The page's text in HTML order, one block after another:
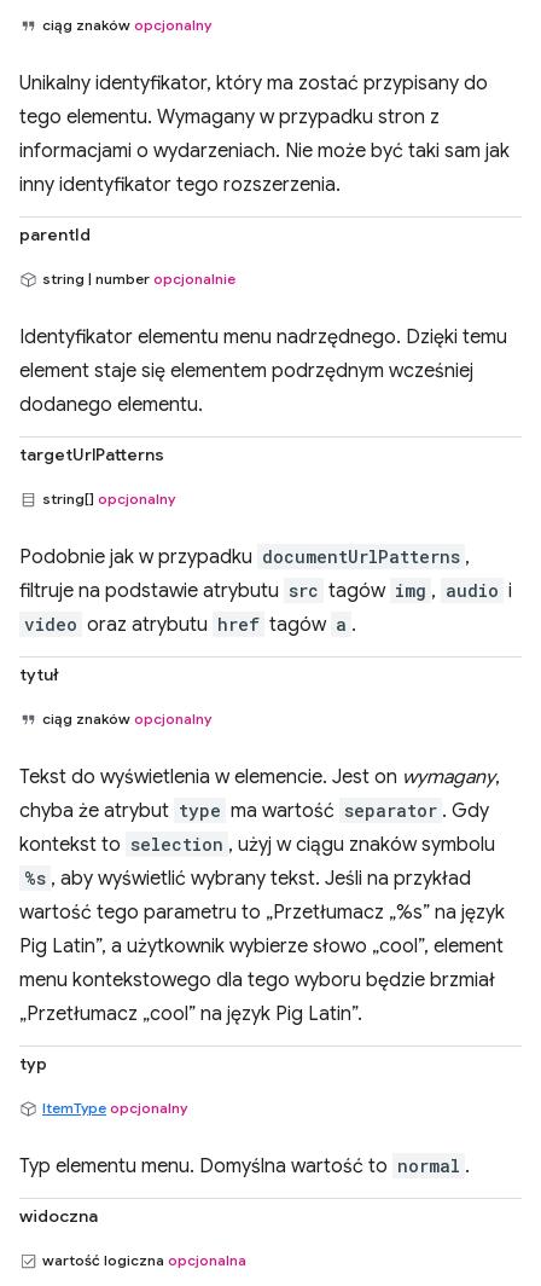
ciąg znaków opcjonalny
Unikalny identyfikator, który ma zostać przypisany do
tego elementu. Wymagany w przypadku stron z
informacjami o wydarzeniach. Nie może być taki sam jak
inny identyfikator tego rozszerzenia.
parentId
string | number opcjonalnie
Identyfikator elementu menu nadrzędnego. Dzięki temu
element staje się elementem podrzędnym wcześniej
dodanego elementu.
targetUrlPatterns
string[] opcjonalny
Podobnie jak w przypadku documentUrlPatterns ,
filtruje na podstawie atrybutu src tagów img , audio i
video oraz atrybutu href tagów a .
tytuł
ciąg znaków opcjonalny
Tekst do wyświetlenia w elemencie. Jest on wymagany,
chyba że atrybut type ma wartość separator . Gdy
kontekst to selection , użyj w ciągu znaków symbolu
%s , aby wyświetlić wybrany tekst. Jeśli na przykład
wartość tego parametru to „Przetłumacz „%s” na język
Pig Latin”, a użytkownik wybierze słowo „cool”, element
menu kontekstowego dla tego wyboru będzie brzmiał
„Przetłumacz „cool” na język Pig Latin”.
typ
ItemType opcjonalny
Typ elementu menu. Domyślna wartość to normal .
widoczna
wartość logiczna opcjonalna